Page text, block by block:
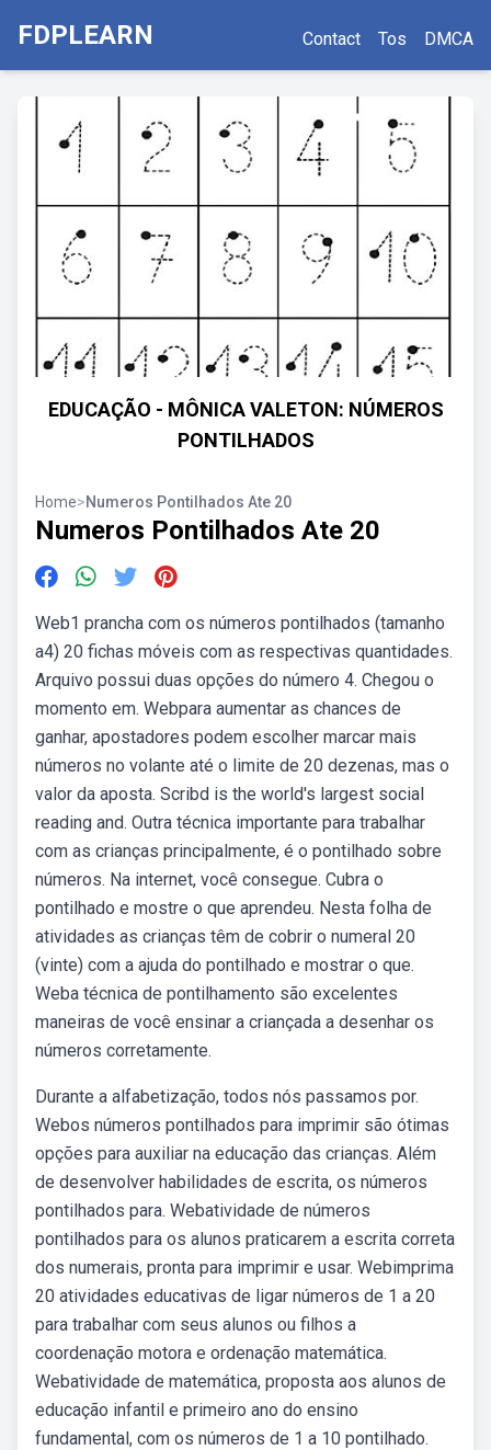
FDPLEARN Contact Tos DMCA
EDUCAÇÃO - MÔNICA VALETON: NÚMEROS
PONTILHADOS
Home>Numeros Pontilhados Ate 20
Numeros Pontilhados Ate 20
Web1 prancha com os números pontilhados (tamanho
a4) 20 fichas móveis com as respectivas quantidades.
Arquivo possui duas opções do número 4. Chegou o
momento em. Webpara aumentar as chances de
ganhar, apostadores podem escolher marcar mais
números no volante até o limite de 20 dezenas, mas o
valor da aposta. Scribd is the world's largest social
reading and. Outra técnica importante para trabalhar
com as crianças principalmente, é o pontilhado sobre
números. Na internet, você consegue. Cubra o
pontilhado e mostre o que aprendeu. Nesta folha de
atividades as crianças têm de cobrir o numeral 20
(vinte) com a ajuda do pontilhado e mostrar o que.
Weba técnica de pontilhamento são excelentes
maneiras de você ensinar a criançada a desenhar os
números corretamente.
Durante a alfabetização, todos nós passamos por.
Webos números pontilhados para imprimir são ótimas
opções para auxiliar na educação das crianças. Além
de desenvolver habilidades de escrita, os números
pontilhados para. Webatividade de números
pontilhados para os alunos praticarem a escrita correta
dos numerais, pronta para imprimir e usar. Webimprima
20 atividades educativas de ligar números de 1 a 20
para trabalhar com seus alunos ou filhos a
coordenação motora e ordenação matemática.
Webatividade de matemática, proposta aos alunos de
educação infantil e primeiro ano do ensino
fundamental, com os números de 1 a 10 pontilhado.